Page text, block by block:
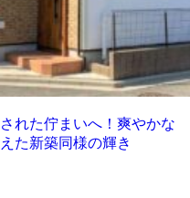
れた佇まいへ！爽やかな
た新築同様の輝き